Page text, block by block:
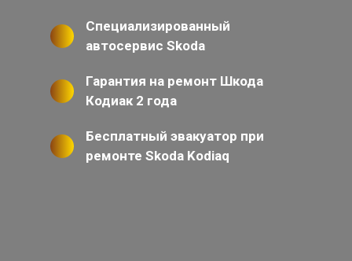
Специализированный
автосервис Skoda
Гарантия на ремонт Шкода
Кодиак 2 года
Бесплатный эвакуатор при
ремонте Skoda Kodiaq